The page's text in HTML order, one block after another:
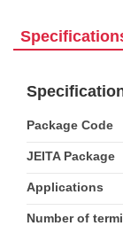
Package Code
JEITA Package
Applications
Number of